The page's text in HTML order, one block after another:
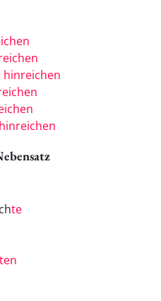
hinreichen
te
ten